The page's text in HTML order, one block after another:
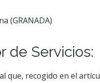
(GRANADA)
de Servicios:
recogido en el